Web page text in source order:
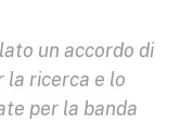
un accordo di
la ricerca e lo
per la banda